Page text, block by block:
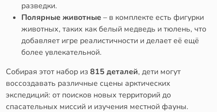
разведки.
Полярные животные– в комплекте есть фигурки
животных, таких как белый медведь и тюлень, что
добавляет игре реалистичности и делает её ещё
более увлекательной.
Собирая этот набор из815 деталей, дети могут
воссоздавать различные сцены арктических
экспедиций: от поисков новых территорий до
спасательных миссий и изучения местной фауны.